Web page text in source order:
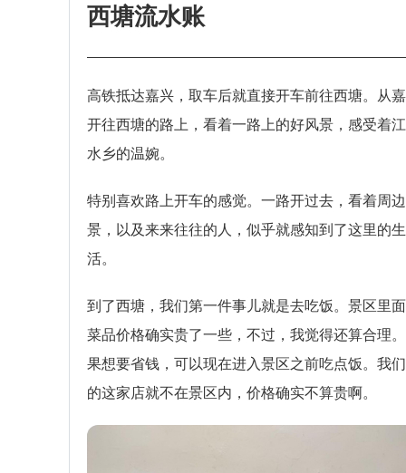
西塘流水账
高铁抵达嘉兴，取车后就直接开车前往西塘。从
开往西塘的路上，看着一路上的好风景，感受着
水乡的温婉。
特别喜欢路上开车的感觉。一路开过去，看着周
景，以及来来往往的人，似乎就感知到了这里的生
活。
到了西塘，我们第一件事儿就是去吃饭。景区里
菜品价格确实贵了一些，不过，我觉得还算合理
果想要省钱，可以现在进入景区之前吃点饭。我
的这家店就不在景区内，价格确实不算贵啊。